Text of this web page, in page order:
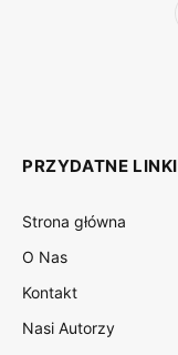
PRZYDATNE LINKI
Strona główna
O Nas
Kontakt
Nasi Autorzy